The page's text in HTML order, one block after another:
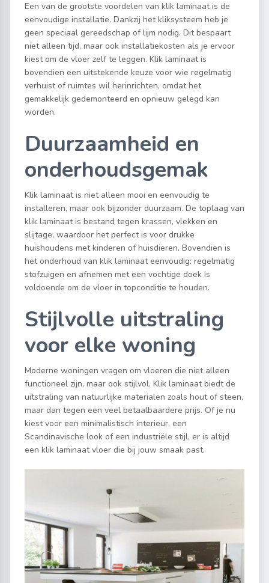
Een van de grootste voordelen van klik laminaat is de
eenvoudige installatie. Dankzij het kliksysteem heb je
geen speciaal gereedschap of lijm nodig. Dit bespaart
niet alleen tijd, maar ook installatiekosten als je ervoor
kiest om de vloer zelf te leggen. Klik laminaat is
bovendien een uitstekende keuze voor wie regelmatig
verhuist of ruimtes wil herinrichten, omdat het
gemakkelijk gedemonteerd en opnieuw gelegd kan
worden.
Duurzaamheid en
onderhoudsgemak
Klik laminaat is niet alleen mooi en eenvoudig te
installeren, maar ook bijzonder duurzaam. De toplaag van
klik laminaat is bestand tegen krassen, vlekken en
slijtage, waardoor het perfect is voor drukke
huishoudens met kinderen of huisdieren. Bovendien is
het onderhoud van klik laminaat eenvoudig: regelmatig
stofzuigen en afnemen met een vochtige doek is
voldoende om de vloer in topconditie te houden.
Stijlvolle uitstraling
voor elke woning
Moderne woningen vragen om vloeren die niet alleen
functioneel zijn, maar ook stijlvol. Klik laminaat biedt de
uitstraling van natuurlijke materialen zoals hout of steen,
maar dan tegen een veel betaalbaardere prijs. Of je nu
kiest voor een minimalistisch interieur, een
Scandinavische look of een industriële stijl, er is altijd
een klik laminaat vloer die bij jouw smaak past.